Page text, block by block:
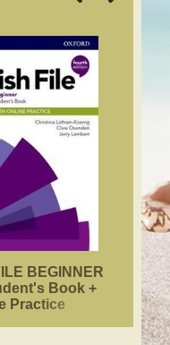
BEGINNER
Book +
Practice